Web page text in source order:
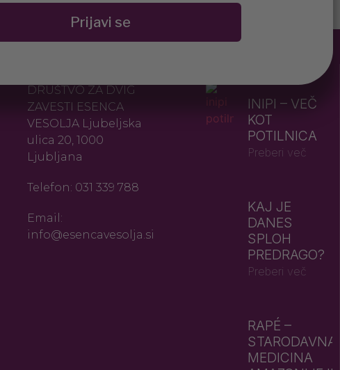
Prijavi se
DRUŠTVO ZA DVIG
ZAVESTI ESENCA
VESOLJA Ljubeljska
ulica 20, 1000
Ljubljana
Telefon: 031 339 788
Email:
info@esencavesolja.si
INIPI – VEČ
KOT
POTILNICA
Preberi več
KAJ JE
DANES
SPLOH
PREDRAGO?
Preberi več
RAPÉ –
STARODAVNA
MEDICINA